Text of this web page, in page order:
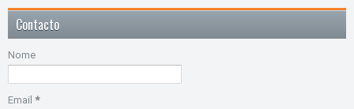
Contacto
Nome
Email *